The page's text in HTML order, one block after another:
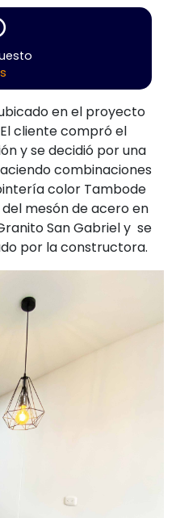
en el proyecto
cliente compró el
y se decidió por una
combinaciones
color Tambode
mesón de acero en
San Gabriel y se
por la constructora.